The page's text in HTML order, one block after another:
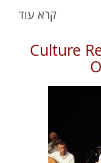
קרא עוד
Culture